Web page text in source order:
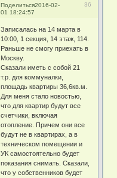
Поделиться 36
2016-02-
01 18:24:57
Записалась на 14 марта в
10:00, 1 секция, 14 этаж, 114.
Раньше не смогу приехать в
Москву.
Сказали иметь с собой 21
т.р. для коммуналки,
площадь квартиры 36,6кв.м.
Для меня стало новостью,
что для квартир будут все
счетчики, включая
отопление. Причем они все
будут не в квартирах, а в
техническом помещении и
УК самостоятельно будет
показания снимать. Сказали,
что у собственников будет